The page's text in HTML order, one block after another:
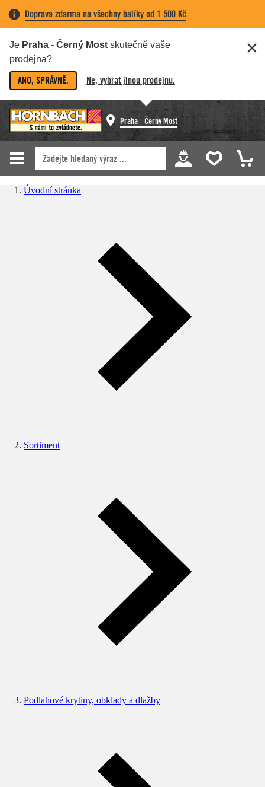
Doprava zdarma na všechny balíky od 1 500 Kč
Je Praha - Černý Most skutečně vaše
prodejna?
ANO, SPRÁVNĚ. Ne, vybrat jinou prodejnu.
Praha - Černý Most
Úvodní stránka
Sortiment
Podlahové krytiny, obklady a dlažby